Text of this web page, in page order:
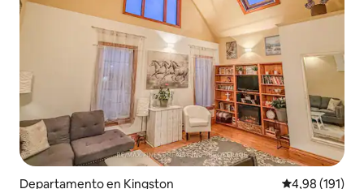
Departamento en Kingston Calificación
4,98 (191)